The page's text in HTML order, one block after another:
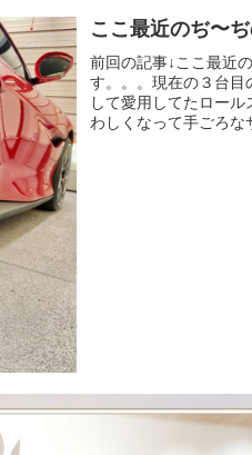
ここ最近のぢ〜
前回の記事↓ここ最近
す。。。現在の３台目
して愛用してたロー
わしくなって手ごろな